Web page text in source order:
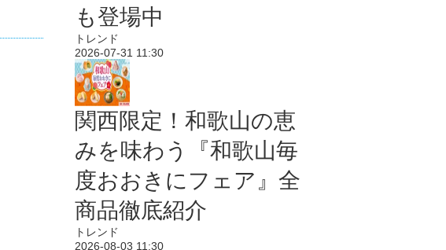
も登場中
トレンド
2026-07-31 11:30
関西限定！和歌山の恵
みを味わう『和歌山毎
度おおきにフェア』全
商品徹底紹介
トレンド
2026-08-03 11:30